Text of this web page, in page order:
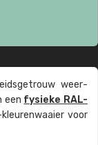
weer­
een fysieke RAL-
voor